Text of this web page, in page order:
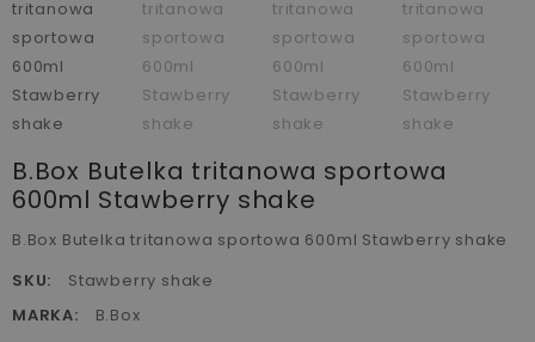
B.Box Butelka tritanowa sportowa
600ml Stawberry shake
B.Box Butelka tritanowa sportowa 600ml Stawberry shake
SKU:
Stawberry shake
MARKA:
B.Box